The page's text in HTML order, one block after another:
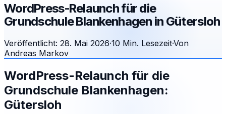
WordPress-Relaunch für die
Grundschule Blankenhagen in Gütersloh
Veröffentlicht: 28. Mai 2026·10 Min. Lesezeit·Von
Andreas Markov
WordPress-Relaunch für die
Grundschule Blankenhagen:
Gütersloh